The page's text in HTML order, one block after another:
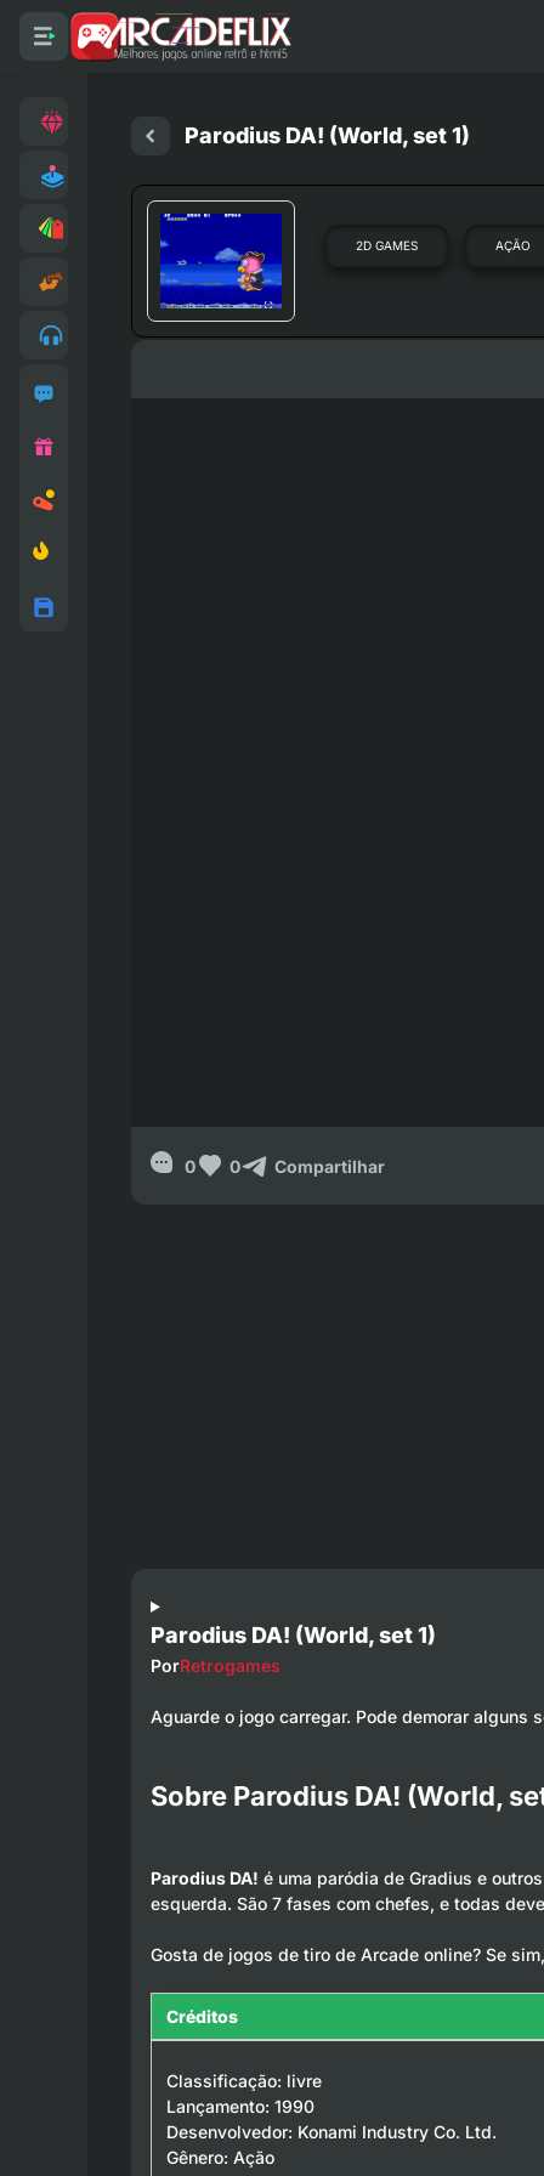
Parodius DA! (World, set 1)
2D GAMES AÇÃO
0 0 Compartilhar
Parodius DA! (World, set 1)
PorRetrogames
Aguarde o jogo carregar. Pode demorar alguns
Sobre Parodius DA! (World,
Parodius DA! é uma paródia de Gradius e
esquerda. São 7 fases com chefes, e todas
Gosta de jogos de tiro de Arcade online? Se
Créditos
Classificação: livre
Lançamento: 1990
Desenvolvedor: Konami Industry Co. Ltd.
Gênero: Ação